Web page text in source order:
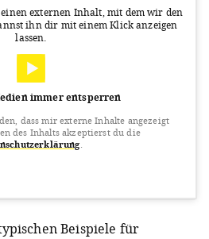
externen Inhalt, mit dem wir den
ihn dir mit einem Klick anzeigen
lassen.
immer entsperren
dass mir externe Inhalte angezeigt
des Inhalts akzeptierst du die
.
Beispiele für